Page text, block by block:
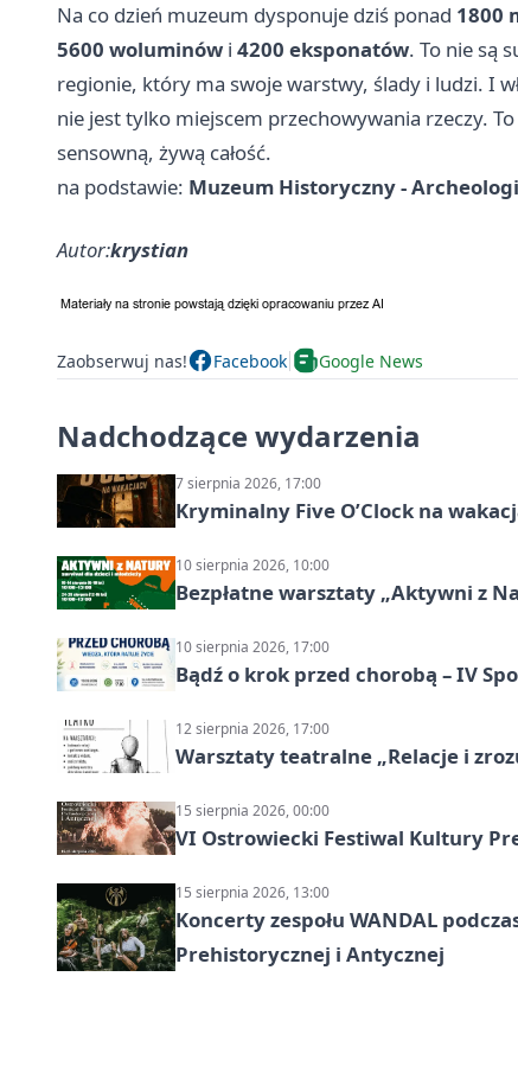
Na co dzień muzeum dysponuje dziś ponad 1800
5600 woluminów i 4200 eksponatów. To nie są
regionie, który ma swoje warstwy, ślady i ludzi. I
nie jest tylko miejscem przechowywania rzeczy.
sensowną, żywą całość.
na podstawie: Muzeum Historyczny -
Autor:krystian
Zaobserwuj nas! Facebook Google News
Nadchodzące wydarzenia
7 sierpnia 2026, 17:00
Kryminalny Five O’Clock na
10 sierpnia 2026, 10:00
Bezpłatne warsztaty „Aktywni z
10 sierpnia 2026, 17:00
Bądź o krok przed chorobą – IV
12 sierpnia 2026, 17:00
Warsztaty teatralne „Relacje i
15 sierpnia 2026, 00:00
VI Ostrowiecki Festiwal Kultury
15 sierpnia 2026, 13:00
Koncerty zespołu WANDAL
Prehistorycznej i Antycznej